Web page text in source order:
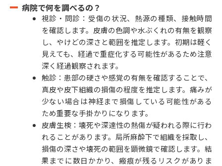
病院で何を調べるの？
視診・問診：受傷の状況、熱源の種類、接触時間
を確認します。皮膚の色調や水ぶくれの有無を観察
し、やけどの深さと範囲を推定します。初期は軽く
見えても、経過で重症化する可能性があるため注意
深く経過観察されます。
触診：患部の硬さや感覚の有無を確認することで、
真皮や皮下組織の損傷の程度を推定します。痛みが
少ない場合は神経まで損傷している可能性がある
ため重要な手掛かりになります。
皮膚生検：壊死や深達性の熱傷が疑われる際に行わ
れることがあります。局所麻酔下で組織を採取し、
損傷の深さや壊死の範囲を顕微鏡で確認します。結
果までに数日かかり、瘢痕が残るリスクがありま